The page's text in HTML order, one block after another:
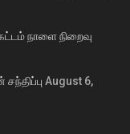
நாளை நிறைவு
August 6,